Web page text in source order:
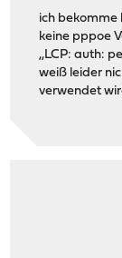
ich bekomme
keine pppoe
,,LCP: auth:
weiß leider
verwendet